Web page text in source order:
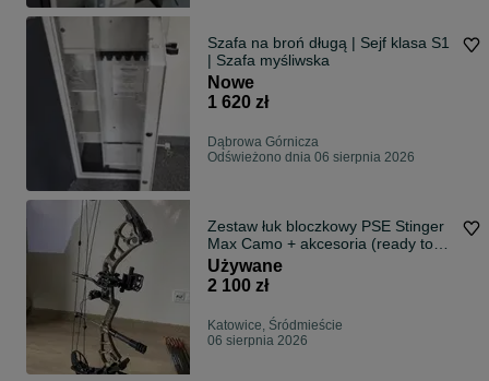
Szafa na broń długą | Sejf klasa S1
| Szafa myśliwska
Nowe
1 620 zł
Dąbrowa Górnicza
Odświeżono dnia 06 sierpnia 2026
Zestaw łuk bloczkowy PSE Stinger
Max Camo + akcesoria (ready to
shoot)
Używane
2 100 zł
Katowice, Śródmieście
06 sierpnia 2026